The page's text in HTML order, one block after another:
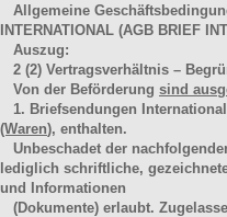
Allgemeine
INTERNATIONAL (AGB BRIEF
Auszug:
2 (2) Vertragsverhältnis –
Von der Beförderung sind
1. Briefsendungen
(Waren), enthalten.
Unbeschadet der
lediglich schriftliche,
und Informationen
(Dokumente) erlaubt.